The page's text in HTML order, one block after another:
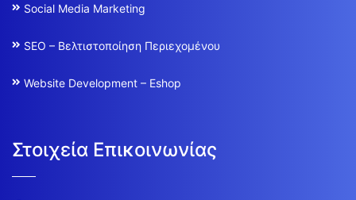
Social Media Marketing
SEO – Βελτιστοποίηση Περιεχομένου
Website Development – Eshop
Στοιχεία Επικοινωνίας